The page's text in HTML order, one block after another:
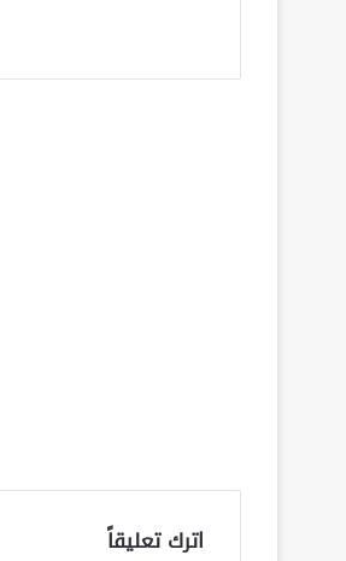
اترك تعليقاً